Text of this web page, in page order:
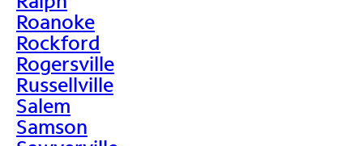
Roanoke
Rockford
Rogersville
Russellville
Salem
Samson